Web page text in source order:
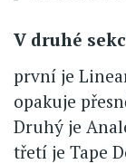
V druhé
první je
opakuje
Druhý je
třetí je Tape